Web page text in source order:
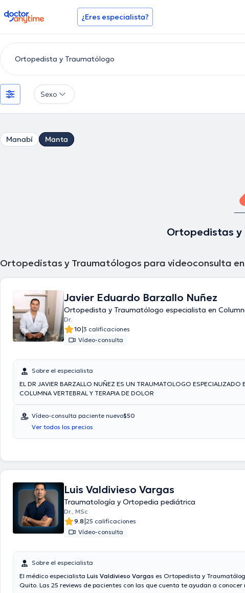
doctoranytime ¿Eres especialista?
Sexo
Manabí Manta
Ortopedistas
Ortopedistas y Traumatólogos para videoconsulta
Javier Eduardo Barzallo Nuñez
Ortopedista y Traumatólogo especialista en
Dr.
10|3 calificaciones
Vídeo-consulta
Sobre el especialista
EL DR JAVIER BARZALLO NUÑEZ ES UN TRAUMATOLOGO ESPECIALIZADO
COLUMNA VERTEBRAL Y TERAPIA DE DOLOR
Vídeo-consulta paciente nuevo$50
Ver todos los precios
Luis Valdivieso Vargas
Traumatología y Ortopedia pediátrica
Dr., MSc
9.8|25 calificaciones
Vídeo-consulta
Sobre el especialista
El médico especialista Luis Valdivieso Vargas es Ortopedista y
Quito. Las 25 reviews de pacientes con las que cuenta te ayudan a conocer